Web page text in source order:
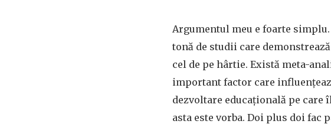
Argumentul meu e foarte
tonă de studii care
cel de pe hârtie. Există meta-
important factor care
dezvoltare educațională pe care
asta este vorba. Doi plus doi fac